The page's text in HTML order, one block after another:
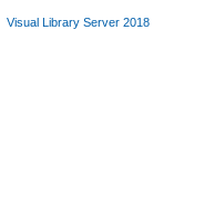
Visual Library Server 2018